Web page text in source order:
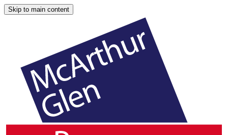
Skip to main content